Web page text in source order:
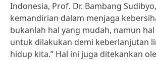
Indonesia, Prof. Dr. Bambang
kemandirian dalam menjaga
bukanlah hal yang mudah, namun
untuk dilakukan demi keberlanjutan
hidup kita.” Hal ini juga ditekankan